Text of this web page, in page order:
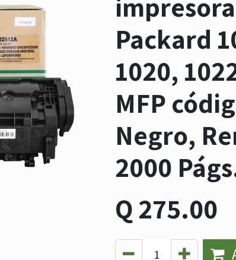
Packard
1020,
MFP
Negro,
2000
Q 275.00